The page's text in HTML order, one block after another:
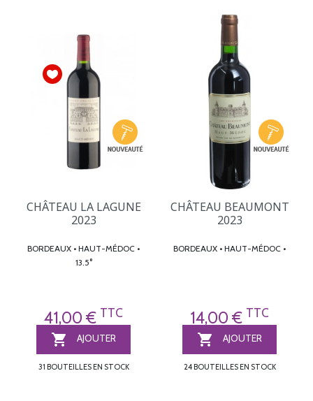
CHÂTEAU LA LAGUNE
2023
BORDEAUX • HAUT-MÉDOC •
13.5°
41,00 € TTC
 AJOUTER
31 BOUTEILLES EN STOCK
CHÂTEAU BEAUMONT
2023
BORDEAUX • HAUT-MÉDOC •
14,00 € TTC
 AJOUTER
24 BOUTEILLES EN STOCK